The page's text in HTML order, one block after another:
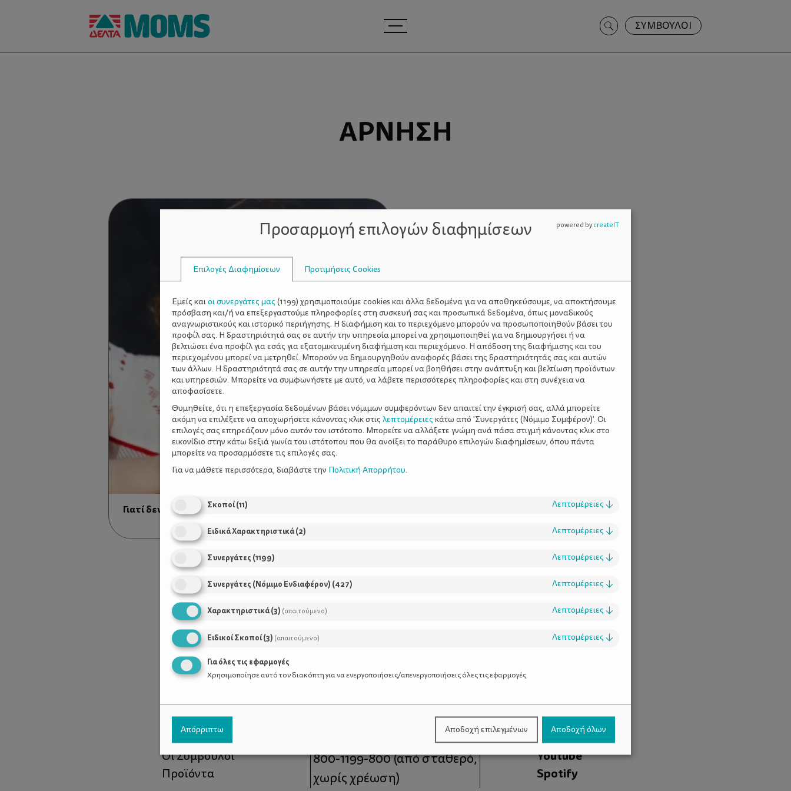
Search
for:
ΣΥΜΒΟΥΛΟΙ
ΆΡΝΗΣΗ
Γιατί δεν θέλει να πάει στο σχολείο;
Χρήσιμοι Σύνδεσμοι
Τι είναι το ΔΕΛΤΑ moms
Οι Σύμβουλοι
Προϊόντα
Τηλέφωνο Επικοινωνίας:
800-1199-800(από σταθερό,
χωρίς χρέωση)
Facebook
Instagram
Youtube
Spotify
Προσαρμογή επιλογών διαφημίσεων
Επιλογές Διαφημίσεων Προτιμήσεις Cookies
Εμείς καιοι συνεργάτες μας (1199) χρησιμοποιούμε cookies και άλλα δεδομένα για να αποθηκεύσουμε, να αποκτήσουμε
πρόσβαση και/ή να επεξεργαστούμε πληροφορίες στη συσκευή σας και προσωπικά δεδομένα, όπως μοναδικούς
αναγνωριστικούς και ιστορικό περιήγησης. Η διαφήμιση και το περιεχόμενο μπορούν να προσωποποιηθούν βάσει του
προφίλ σας. Η δραστηριότητά σας σε αυτήν την υπηρεσία μπορεί να χρησιμοποιηθεί για να δημιουργήσει ή να
βελτιώσει ένα προφίλ για εσάς για εξατομικευμένη διαφήμιση και περιεχόμενο. Η απόδοση της διαφήμισης και του
περιεχομένου μπορεί να μετρηθεί. Μπορούν να δημιουργηθούν αναφορές βάσει της δραστηριότητάς σας και αυτών
των άλλων. Η δραστηριότητά σας σε αυτήν την υπηρεσία μπορεί να βοηθήσει στην ανάπτυξη και βελτίωση προϊόντων
και υπηρεσιών. Μπορείτε να συμφωνήσετε με αυτό, να λάβετε περισσότερες πληροφορίες και στη συνέχεια να
αποφασίσετε.
Θυμηθείτε, ότι η επεξεργασία δεδομένων βάσει νόμιμων συμφερόντων δεν απαιτεί την έγκρισή σας, αλλά μπορείτε
ακόμη να επιλέξετε να αποχωρήσετε κάνοντας κλικ στις λεπτομέρειες κάτω από 'Συνεργάτες (Νόμιμο Συμφέρον)'. Οι
επιλογές σας επηρεάζουν μόνο αυτόν τον ιστότοπο. Μπορείτε να αλλάξετε γνώμη ανά πάσα στιγμή κάνοντας κλικ στο
εικονίδιο στην κάτω δεξιά γωνία του ιστότοπου που θα ανοίξει το παράθυρο επιλογών διαφημίσεων, όπου πάντα
μπορείτε να προσαρμόσετε τις επιλογές σας.
Για να μάθετε περισσότερα, διαβάστε την Πολιτική Απορρήτου.
Σκοποί(11) Λεπτομέρειες ↓
Ειδικά Χαρακτηριστικά(2) Λεπτομέρειες ↓
Συνεργάτες (1199) Λεπτομέρειες ↓
Συνεργάτες (Νόμιμο Ενδιαφέρον) (427) Λεπτομέρειες ↓
Χαρακτηριστικά(3) (απαιτούμενο) Λεπτομέρειες ↓
Ειδικοί Σκοποί(3) (απαιτούμενο) Λεπτομέρειες ↓
Για όλες τις εφαρμογές
Χρησιμοποίησε αυτό τον διακόπτη για να ενεργοποιήσεις/απενεργοποιήσεις όλες τις εφαρμογές.
Απόρριπτω Αποδοχή επιλεγμένων Αποδοχή όλων
powered bycreateIT